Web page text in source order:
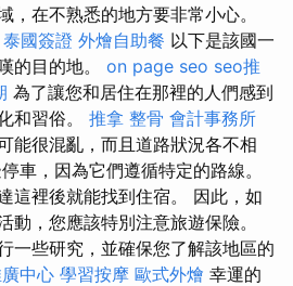
，在不熟悉的地方要非常小心。
泰國簽證 外燴自助餐 以下是該國一
的目的地。 on page seo seo推
為了讓您和居住在那裡的人們感到
和習俗。 推拿 整骨 會計事務所
能很混亂，而且道路狀況各不相
車，因為它們遵循特定的路線。
這裡後就能找到住宿。 因此，如
動，您應該特別注意旅遊保險。
一些研究，並確保您了解該地區的
中心 學習按摩 歐式外燴 幸運的